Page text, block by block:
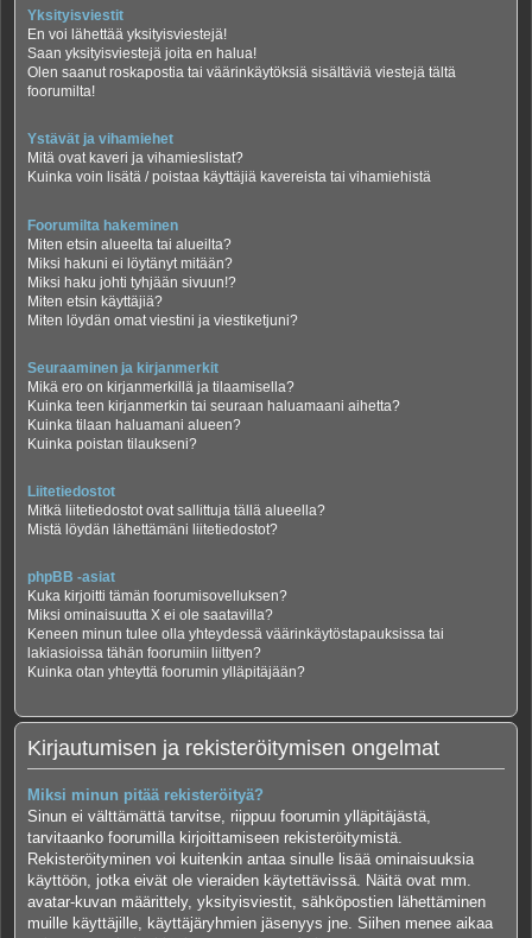
Yksityisviestit
En voi lähettää yksityisviestejä!
Saan yksityisviestejä joita en halua!
Olen saanut roskapostia tai väärinkäytöksiä sisältäviä viestejä tältä
foorumilta!
Ystävät ja vihamiehet
Mitä ovat kaveri ja vihamieslistat?
Kuinka voin lisätä / poistaa käyttäjiä kavereista tai vihamiehistä
Foorumilta hakeminen
Miten etsin alueelta tai alueilta?
Miksi hakuni ei löytänyt mitään?
Miksi haku johti tyhjään sivuun!?
Miten etsin käyttäjiä?
Miten löydän omat viestini ja viestiketjuni?
Seuraaminen ja kirjanmerkit
Mikä ero on kirjanmerkillä ja tilaamisella?
Kuinka teen kirjanmerkin tai seuraan haluamaani aihetta?
Kuinka tilaan haluamani alueen?
Kuinka poistan tilaukseni?
Liitetiedostot
Mitkä liitetiedostot ovat sallittuja tällä alueella?
Mistä löydän lähettämäni liitetiedostot?
phpBB -asiat
Kuka kirjoitti tämän foorumisovelluksen?
Miksi ominaisuutta X ei ole saatavilla?
Keneen minun tulee olla yhteydessä väärinkäytöstapauksissa tai
lakiasioissa tähän foorumiin liittyen?
Kuinka otan yhteyttä foorumin ylläpitäjään?
Kirjautumisen ja rekisteröitymisen ongelmat
Miksi minun pitää rekisteröityä?
Sinun ei välttämättä tarvitse, riippuu foorumin ylläpitäjästä,
tarvitaanko foorumilla kirjoittamiseen rekisteröitymistä.
Rekisteröityminen voi kuitenkin antaa sinulle lisää ominaisuuksia
käyttöön, jotka eivät ole vieraiden käytettävissä. Näitä ovat mm.
avatar-kuvan määrittely, yksityisviestit, sähköpostien lähettäminen
muille käyttäjille, käyttäjäryhmien jäsenyys jne. Siihen menee aikaa